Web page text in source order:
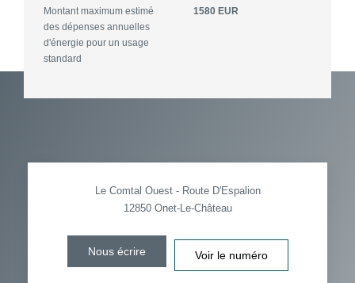
Montant maximum estimé
des dépenses annuelles
d'énergie pour un usage
standard
1580 EUR
Le Comtal Ouest - Route D'Espalion
12850 Onet-Le-Château
Nous écrire Voir le numéro